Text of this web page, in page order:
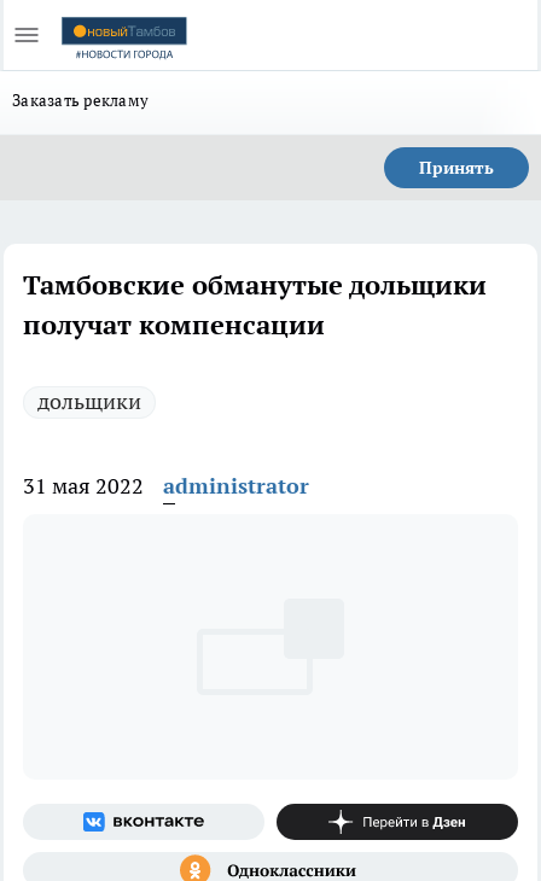
Заказать рекламу
Принять
Тамбовские обманутые дольщики
получат компенсации
дольщики
31 мая 2022 administrator